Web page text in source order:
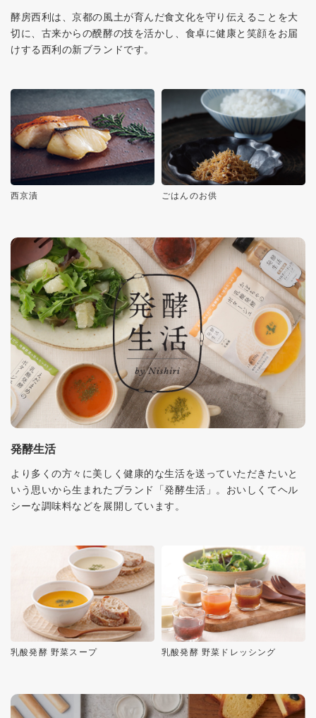
酵房西利は、京都の風土が育んだ食文化を守り伝えることを大
切に、古来からの醗酵の技を活かし、食卓に健康と笑顔をお届
けする西利の新ブランドです。
西京漬 ごはんのお供
発酵生活
より多くの方々に美しく健康的な生活を送っていただきたいと
いう思いから生まれたブランド「発酵生活」。おいしくてヘル
シーな調味料などを展開しています。
乳酸発酵 野菜スープ 乳酸発酵 野菜ドレッシング